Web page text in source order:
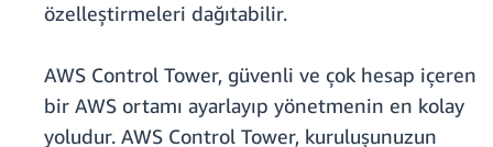
özelleştirmeleri dağıtabilir.
AWS Control Tower, güvenli ve çok hesap içeren
bir AWS ortamı ayarlayıp yönetmenin en kolay
yoludur. AWS Control Tower, kuruluşunuzun